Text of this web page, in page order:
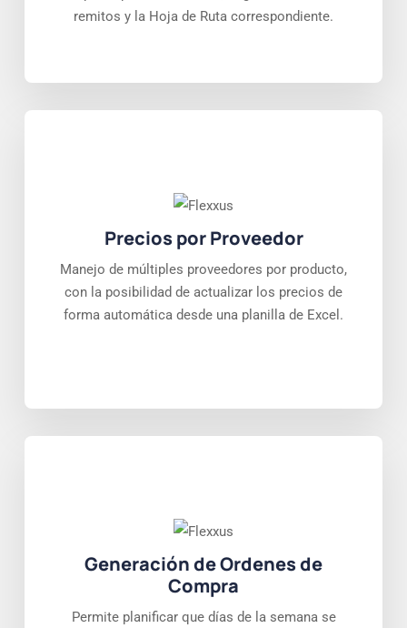
remitos y la Hoja de Ruta correspondiente.
Precios por Proveedor
Manejo de múltiples proveedores por producto,
con la posibilidad de actualizar los precios de
forma automática desde una planilla de Excel.
Generación de Ordenes de
Compra
Permite planificar que días de la semana se